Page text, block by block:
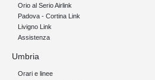
Orio al Serio Airlink
Padova - Cortina Link
Livigno Link
Assistenza
Umbria
Orari e linee